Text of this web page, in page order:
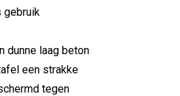
gebruik
dunne laag beton
een strakke
tegen